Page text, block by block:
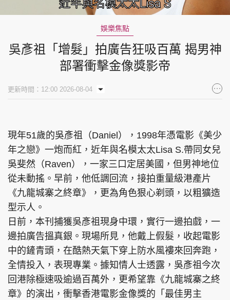
Loaded
26.79%
娛樂焦點
吳彥祖「增髮」拍廣告狂吸百萬 揭男神
部署衝擊金像獎影帝
更新時間：12:00 2026-08-04
現年51歲的吳彥祖（Daniel），1998年憑電影《美少
年之戀》一炮而紅，近年與名模太太Lisa S.帶同女兒
吳斐然（Raven），一家三口定居美國，但男神地位
從未動搖。早前，他低調回流，接拍重量級港產片
《九龍城寨之終章》，更為角色狠心剃頭，以粗獷造
型示人。
日前，本刊捕獲吳彥祖現身中環，實行一邊拍戲，一
邊拍廣告搵真銀。現場所見，他戴上假髮，收起電影
中的鏟青頭，在酷熱天氣下穿上防水風褸來回奔跑，
全情投入，表現專業。據知情人士透露，吳彥祖今次
回港除極速吸逾過百萬外，更希望靠《九龍城寨之終
章》的演出，衝擊香港電影金像獎的「最佳男主